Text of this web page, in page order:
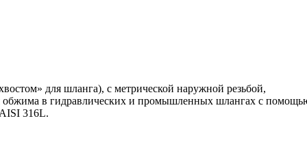
для шланга), с метрической наружной резьбой,
обжима в гидравлических и промышленных шлангах с
316L.